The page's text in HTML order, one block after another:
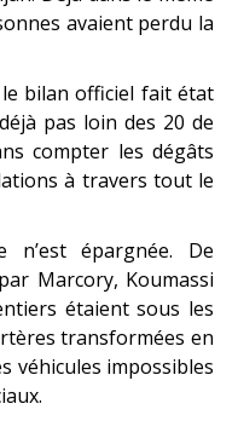
avaient perdu la
bilan officiel fait état
pas loin des 20 de
compter les dégâts
à travers tout le
n’est épargnée. De
Marcory, Koumassi
étaient sous les
transformées en
véhicules impossibles